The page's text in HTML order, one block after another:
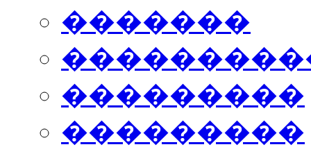
�������
���������
���������